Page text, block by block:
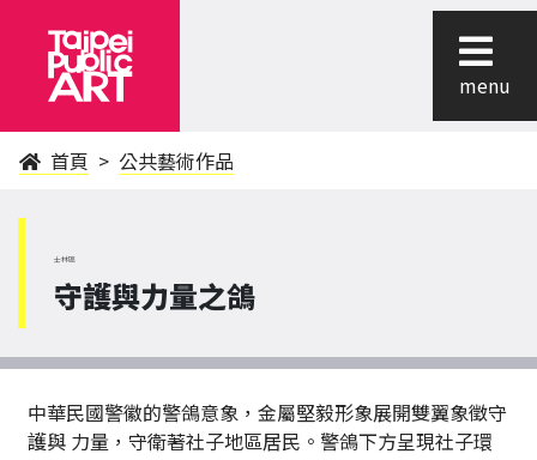
menu
首頁 公共藝術作品
士林區
守護與力量之鴿
中華民國警徽的警鴿意象，金屬堅毅形象展開雙翼象徵守
護與 力量，守衛著社子地區居民。警鴿下方呈現社子環